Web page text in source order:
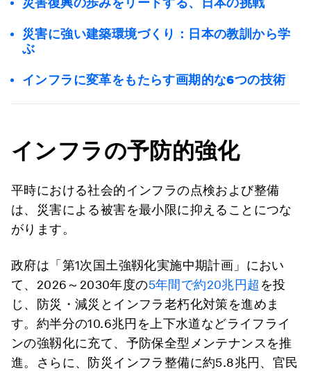
災害に強い建築環境づくり：日本の教訓から学
ぶ
インフラに変革をもたらす画期的な6つの技術
インフラの予防的強化
平時における社会的インフラの点検および整備
は、災害による被害を最小限に抑えることにつな
がります。
政府は「第1次国土強靱化実施中期計画」におい
て、2026～2030年度の5年間で約20兆円超 を投
じ、防災・減災とインフラ老朽化対策を進めま
す。約半分の10.6兆円を上下水道などライフライ
ンの強靱化に充て、予防保全型メンテナンスを推
進。さらに、防災インフラ整備に約5.8兆円、官民